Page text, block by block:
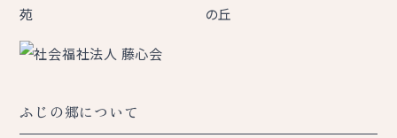
ふじの郷について